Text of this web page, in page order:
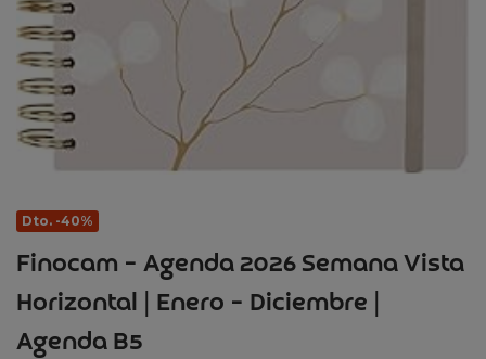
Finocam – Agenda 2026 Semana Vista
Horizontal | Enero – Diciembre |
Agenda B5
Dto. -40%